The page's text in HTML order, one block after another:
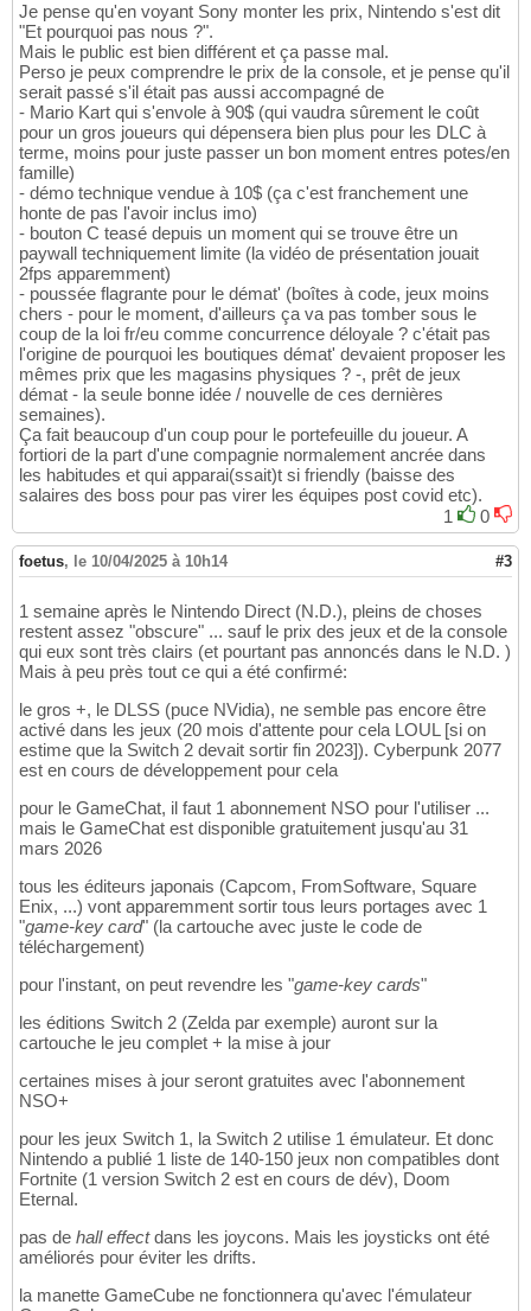
Je pense qu'en voyant Sony monter les prix, Nintendo s'est dit
"Et pourquoi pas nous ?".
Mais le public est bien différent et ça passe mal.
Perso je peux comprendre le prix de la console, et je pense qu'il
serait passé s'il était pas aussi accompagné de
- Mario Kart qui s'envole à 90$ (qui vaudra sûrement le coût
pour un gros joueurs qui dépensera bien plus pour les DLC à
terme, moins pour juste passer un bon moment entres potes/en
famille)
- démo technique vendue à 10$ (ça c'est franchement une
honte de pas l'avoir inclus imo)
- bouton C teasé depuis un moment qui se trouve être un
paywall techniquement limite (la vidéo de présentation jouait
2fps apparemment)
- poussée flagrante pour le démat' (boîtes à code, jeux moins
chers - pour le moment, d'ailleurs ça va pas tomber sous le
coup de la loi fr/eu comme concurrence déloyale ? c'était pas
l'origine de pourquoi les boutiques démat' devaient proposer les
mêmes prix que les magasins physiques ? -, prêt de jeux
démat - la seule bonne idée / nouvelle de ces dernières
semaines).
Ça fait beaucoup d'un coup pour le portefeuille du joueur. A
fortiori de la part d'une compagnie normalement ancrée dans
les habitudes et qui apparai(ssait)t si friendly (baisse des
salaires des boss pour pas virer les équipes post covid etc).
1
0
foetus, le 10/04/2025 à 10h14 #3
1 semaine après le Nintendo Direct (N.D.), pleins de choses
restent assez "obscure" ... sauf le prix des jeux et de la console
qui eux sont très clairs (et pourtant pas annoncés dans le N.D. )
Mais à peu près tout ce qui a été confirmé:
le gros +, le DLSS (puce NVidia), ne semble pas encore être
activé dans les jeux (20 mois d'attente pour cela LOUL [si on
estime que la Switch 2 devait sortir fin 2023]). Cyberpunk 2077
est en cours de développement pour cela
pour le GameChat, il faut 1 abonnement NSO pour l'utiliser ...
mais le GameChat est disponible gratuitement jusqu'au 31
mars 2026
tous les éditeurs japonais (Capcom, FromSoftware, Square
Enix, ...) vont apparemment sortir tous leurs portages avec 1
"game-key card" (la cartouche avec juste le code de
téléchargement)
pour l'instant, on peut revendre les "game-key cards"
les éditions Switch 2 (Zelda par exemple) auront sur la
cartouche le jeu complet + la mise à jour
certaines mises à jour seront gratuites avec l'abonnement
NSO+
pour les jeux Switch 1, la Switch 2 utilise 1 émulateur. Et donc
Nintendo a publié 1 liste de 140-150 jeux non compatibles dont
Fortnite (1 version Switch 2 est en cours de dév), Doom
Eternal.
pas de hall effectdans les joycons. Mais les joysticks ont été
améliorés pour éviter les drifts.
la manette GameCube ne fonctionnera qu'avec l'émulateur